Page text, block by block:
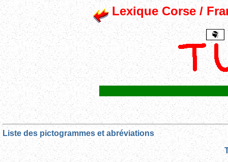
Lexique Corse /
Liste des pictogrammes et abréviations